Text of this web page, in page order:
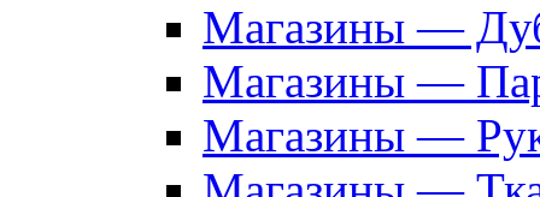
Магазины —
Магазины —
Магазины —